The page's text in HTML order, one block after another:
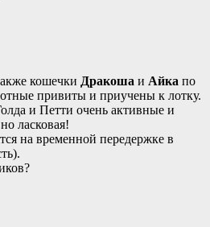
кошечки Дракоша и Айка по
привиты и приучены к лотку.
и Петти очень активные и
ласковая!
на временной передержке в